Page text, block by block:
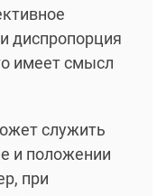
диспропорция
имеет смысл
служить
и положении
при